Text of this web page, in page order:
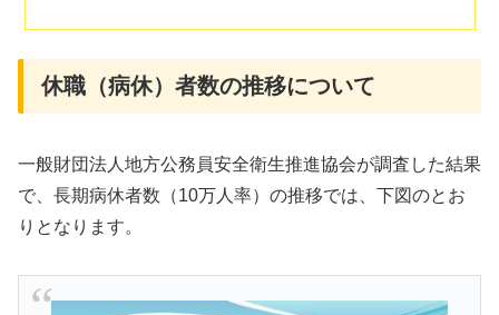
休職（病休）者数の推移について
一般財団法人地方公務員安全衛生推進協会が調査した結果
で、長期病休者数（10万人率）の推移では、下図のとお
りとなります。